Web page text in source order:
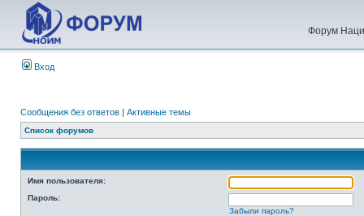
Форум
Вход
Сообщения без ответов | Активные темы
Список форумов
Имя пользователя:
Пароль:
Забыли пароль?